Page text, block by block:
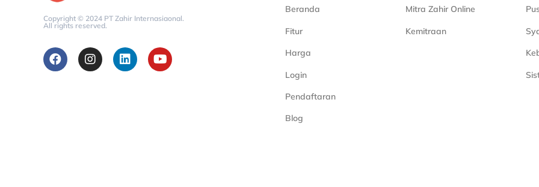
Copyright © 2024 PT Zahir Internasiaonal.
All rights reserved.
Beranda
Fitur
Harga
Login
Pendaftaran
Blog
Mitra Zahir Online
Kemitraan